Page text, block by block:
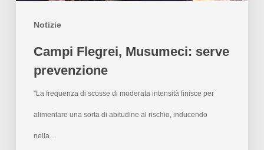
Notizie
Campi Flegrei, Musumeci: serve
prevenzione
"La frequenza di scosse di moderata intensità finisce per
alimentare una sorta di abitudine al rischio, inducendo
nella…